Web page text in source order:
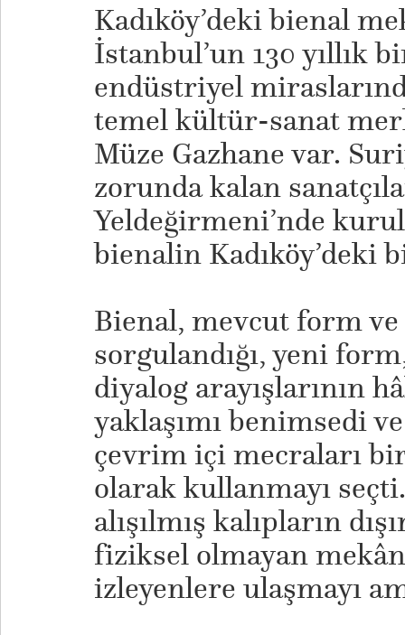
Kadıköy’deki bienal
İstanbul’un 130 yıllık
endüstriyel
temel kültür-sanat
Müze Gazhane var.
zorunda kalan
Yeldeğirmeni’nde
bienalin Kadıköy’deki
Bienal, mevcut form ve
sorgulandığı, yeni
diyalog arayışlarının
yaklaşımı benimsedi
çevrim içi mecraları
olarak kullanmayı
alışılmış kalıpların
fiziksel olmayan
izleyenlere ulaşmayı